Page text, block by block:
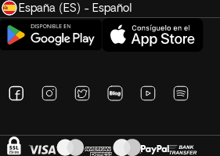
España (ES) - Español